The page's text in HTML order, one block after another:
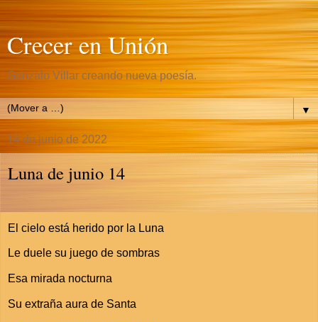
Crecer en Unión
Gonzalo Villar creando nueva poesía.
▼
14 de junio de 2022
Luna de junio 14
El cielo está herido por la Luna
Le duele su juego de sombras
Esa mirada nocturna
Su extraña aura de Santa